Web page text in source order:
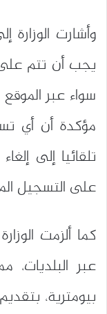
وأشارت الوزارة
يجب أن تتم
سواء عبر
مؤكدة أن أي
تلقائيا إلى
على التسجيل
كما ألزمت
عبر
بيومترية،